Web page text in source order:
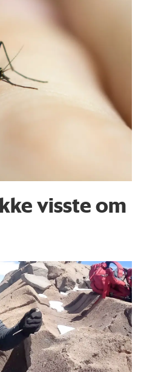
visste om